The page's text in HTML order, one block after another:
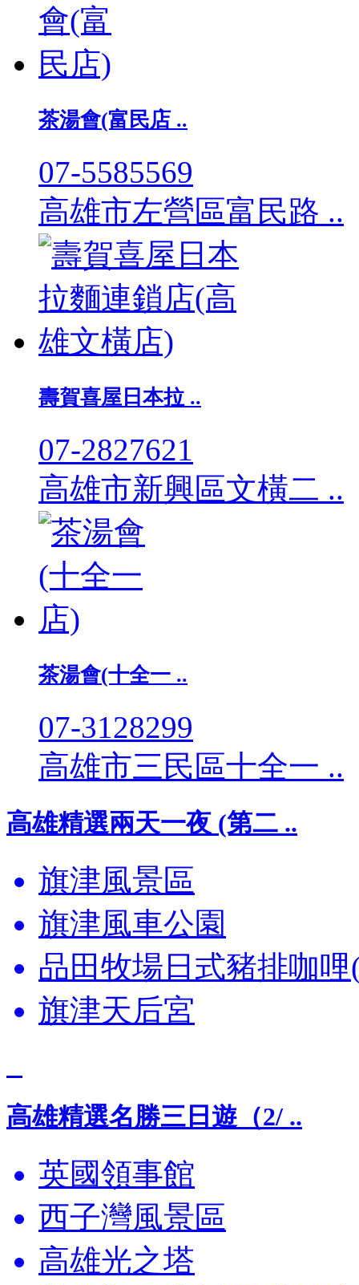
茶湯會(富民店 ..
07-5585569
高雄市左營區富民路 ..
壽賀喜屋日本拉 ..
07-2827621
高雄市新興區文橫二 ..
茶湯會(十全一 ..
07-3128299
高雄市三民區十全一 ..
高雄精選兩天一夜 (第二 ..
旗津風景區
旗津風車公園
品田牧場日式豬排咖
旗津天后宮
高雄精選名勝三日遊（2/ ..
英國領事館
西子灣風景區
高雄光之塔